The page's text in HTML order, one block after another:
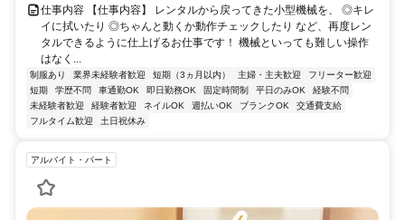
仕事内容 【仕事内容】 レンタルから戻ってきた小型機械を、 ◎キレ
イに拭いたり ◎ちゃんと動くか動作チェックしたり など、再度レン
タルできるように仕上げるお仕事です！ 機械といっても難しい操作
はなく...
制服あり 業界未経験者歓迎 短期（3ヵ月以内） 主婦・主夫歓迎
フリーター歓迎
短期
学歴不問 車通勤OK 即日勤務OK 固定時間制 平日のみOK
経験不問
未経験者歓迎
経験者歓迎 ネイルOK 週払いOK ブランクOK
交通費支給
フルタイム歓迎
土日祝休み
アルバイト・パート